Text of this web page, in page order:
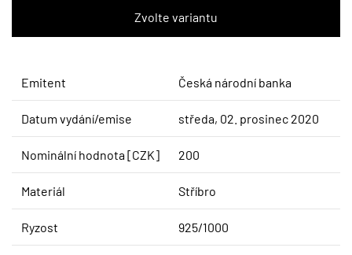
Emitent Česká národní banka
Datum vydání/emise středa, 02. prosinec 2020
Nominální hodnota [CZK] 200
Materiál Stříbro
Ryzost 925/1000